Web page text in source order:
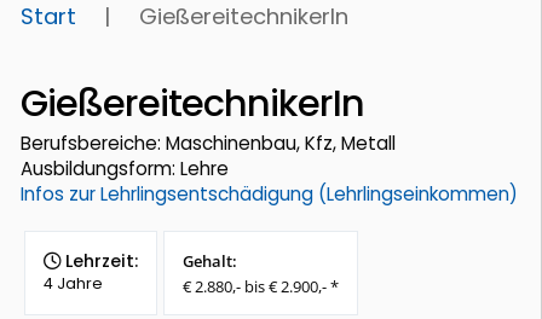
Start | GießereitechnikerIn
GießereitechnikerIn
Berufsbereiche: Maschinenbau, Kfz, Metall
Ausbildungsform: Lehre
Infos zur Lehrlingsentschädigung (Lehrlingseinkommen)
Lehrzeit:
4 Jahre
Gehalt:
€ 2.880,- bis € 2.900,- *